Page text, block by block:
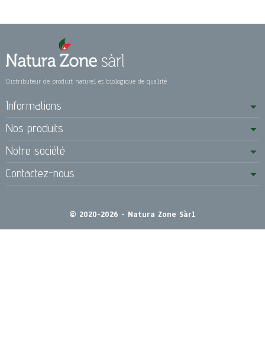
Distributeur de produit naturel et biologique de qualité
Informations
Nos produits
Notre société
Contactez-nous
© 2020-2026 - Natura Zone Sàrl